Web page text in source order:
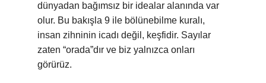
dünyadan bağımsız bir idealar alanında var
olur. Bu bakışla 9 ile bölünebilme kuralı,
insan zihninin icadı değil, keşfidir. Sayılar
zaten “orada”dır ve biz yalnızca onları
görürüz.